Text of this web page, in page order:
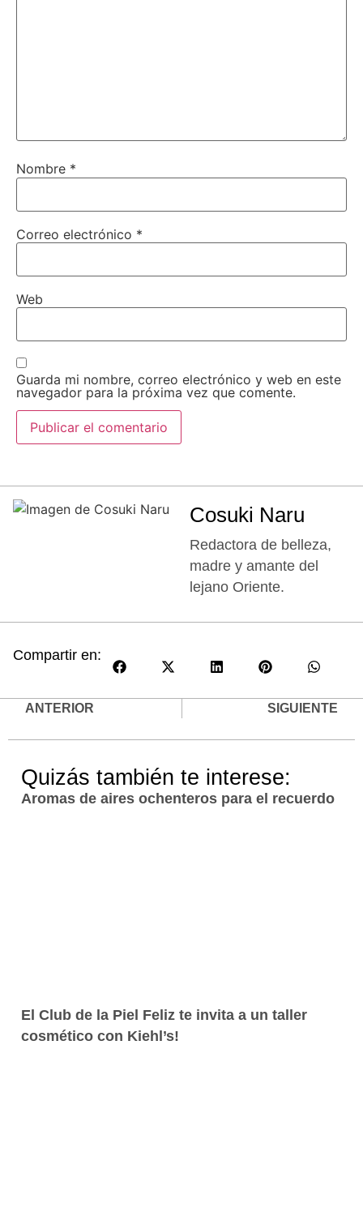
Nombre *
Correo electrónico *
Web
Guarda mi nombre, correo electrónico y web en este
navegador para la próxima vez que comente.
Cosuki Naru
Redactora de belleza,
madre y amante del
lejano Oriente.
Compartir en:
ANTERIOR SIGUIENTE
Quizás también te interese:
Aromas de aires ochenteros para el recuerdo
El Club de la Piel Feliz te invita a un taller
cosmético con Kiehl’s!